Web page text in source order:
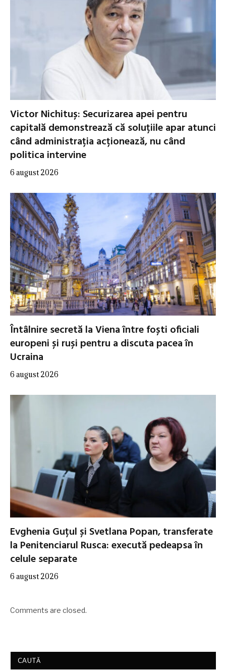
Victor Nichituș: Securizarea apei pentru
capitală demonstrează că soluțiile apar atunci
când administrația acționează, nu când
politica intervine
6 august 2026
Întâlnire secretă la Viena între foști oficiali
europeni și ruși pentru a discuta pacea în
Ucraina
6 august 2026
Evghenia Guțul și Svetlana Popan, transferate
la Penitenciarul Rusca: execută pedeapsa în
celule separate
6 august 2026
Comments are closed.
CAUTĂ